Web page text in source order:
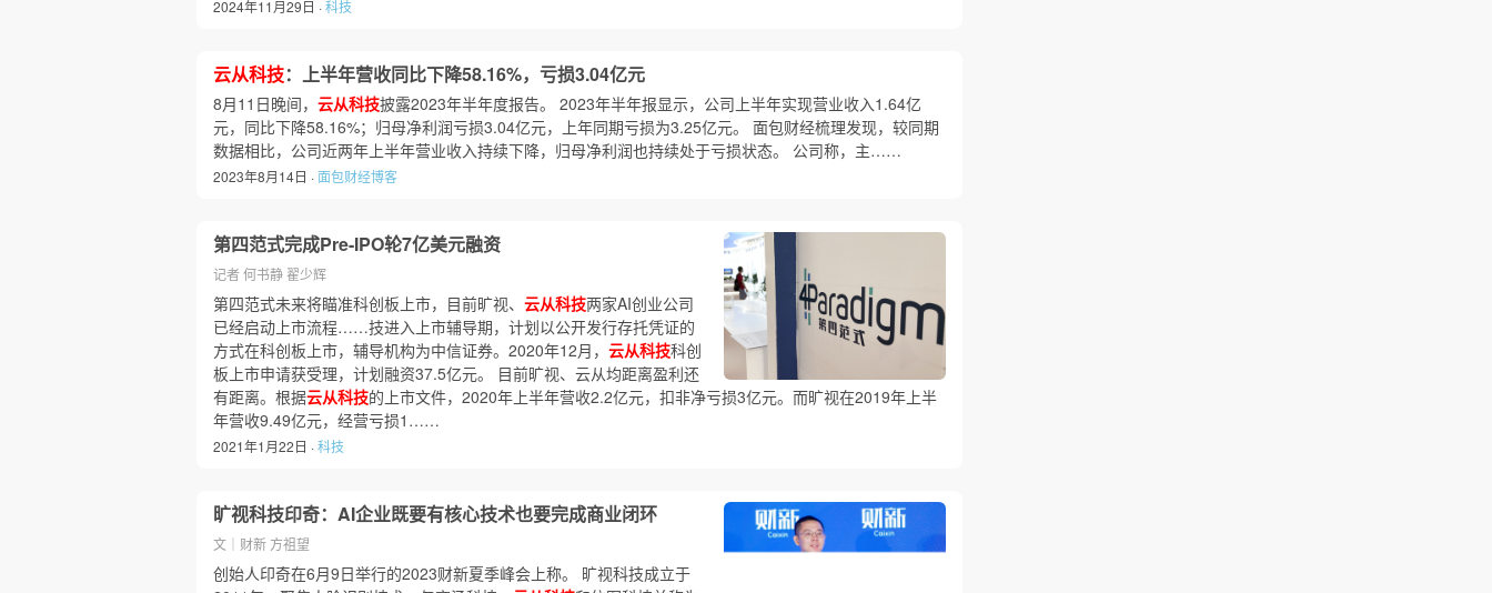
2024年11月29日 ·科技
云从科技：上半年营收同比下降58.16%，亏损3.04亿元
8月11日晚间， 云从科技披露2023年半年度报告。 2023年半年报显示，公司上半年实现营业收入1.64亿
元，同比下降58.16%；归母净利润亏损3.04亿元，上年同期亏损为3.25亿元。 面包财经梳理发现，较同期
数据相比，公司近两年上半年营业收入持续下降，归母净利润也持续处于亏损状态。 公司称，主……
2023年8月14日 ·面包财经博客
第四范式完成Pre-IPO轮7亿美元融资
记者 何书静 翟少辉
第四范式未来将瞄准科创板上市，目前旷视、 云从科技两家AI创业公司
已经启动上市流程……技进入上市辅导期，计划以公开发行存托凭证的
方式在科创板上市，辅导机构为中信证券。2020年12月， 云从科技科创
板上市申请获受理，计划融资37.5亿元。 目前旷视、云从均距离盈利还
有距离。根据云从科技的上市文件，2020年上半年营收2.2亿元，扣非净亏损3亿元。而旷视在2019年上半
年营收9.49亿元，经营亏损1……
2021年1月22日 ·科技
旷视科技印奇：AI企业既要有核心技术也要完成商业闭环
文｜财新 方祖望
创始人印奇在6月9日举行的2023财新夏季峰会上称。 旷视科技成立于